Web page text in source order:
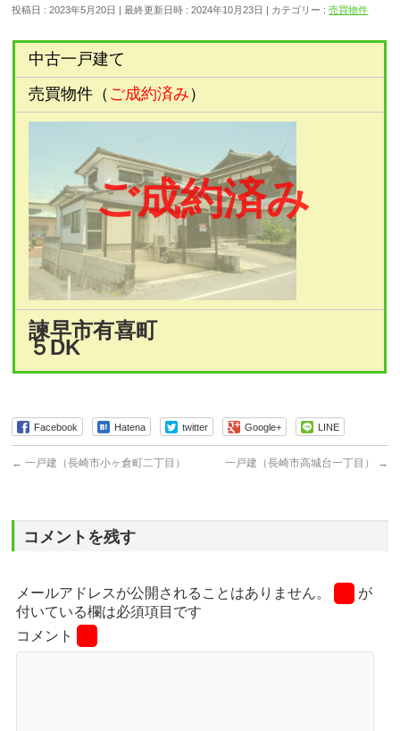
投稿日 : 2023年5月20日 最終更新日時 : 2024年10月23日 カテゴリー :売買物件
中古一戸建て
売買物件（ ご成約済み ）
ご成約済み
諫早市有喜町
５DK
Facebook Hatena twitter Google+ LINE
← 一戸建（長崎市小ヶ倉町二丁目） 一戸建（長崎市高城台一丁目） →
コメントを残す
メールアドレスが公開されることはありません。 ※
が
付いている欄は必須項目です
コメント
※